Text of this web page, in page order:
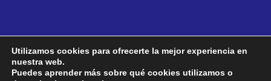
Utilizamos cookies para ofrecerte la mejor experiencia en
nuestra web.
Puedes aprender más sobre qué cookies utilizamos o